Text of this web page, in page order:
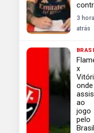
3
atrás
x
onde
ao
jogo
pelo